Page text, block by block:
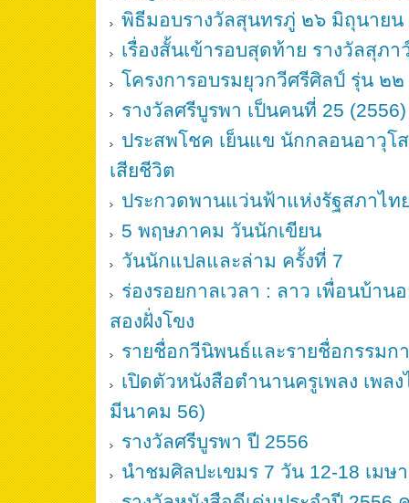
พิธีมอบรางวัลสุนทรภู่ ๒๖ มิถุนาย
เรื่องสั้นเข้ารอบสุดท้าย รางวัลสุภา
โครงการอบรมยุวกวีศรีศิลป์ รุ่น ๒
รางวัลศรีบูรพา เป็นคนที่ 25
ประสพโชค เย็นแข นักกลอนอาวุโ
เสียชีวิต
ประกวดพานแว่นฟ้าแห่งรัฐสภาไ
5 พฤษภาคม วันนักเขียน
วันนักแปลและล่าม ครั้งที่ 7
ร่องรอยกาลเวลา : ลาว เพื่อนบ้า
สองฝั่งโขง
รายชื่อกวีนิพนธ์และรายชื่อกรรมก
เปิดตัวหนังสือตำนานครูเพลง เพล
มีนาคม 56)
รางวัลศรีบูรพา ปี 2556
นำชมศิลปะเขมร 7 วัน 12-18 เมษ